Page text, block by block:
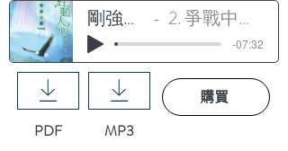
剛強壯膽 2. 爭戰中的基石
-07:32
購買
PDF MP3